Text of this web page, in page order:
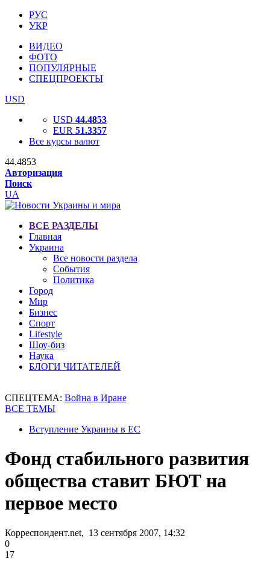
РУС
УКР
ВИДЕО
ФОТО
ПОПУЛЯРНЫЕ
СПЕЦПРОЕКТЫ
USD
USD 44.4853
EUR 51.3357
Все курсы валют
44.4853
Авторизация
Поиск
UA
ВСЕ РАЗДЕЛЫ
Главная
Украина
Все новости раздела
События
Политика
Город
Мир
Бизнес
Спорт
Lifestyle
Шоу-биз
Наука
БЛОГИ ЧИТАТЕЛЕЙ
СПЕЦТЕМА: Война в Иране
ВСЕ ТЕМЫ
Вступление Украины в ЕС
Фонд стабильного развития
общества ставит БЮТ на
первое место
Корреспондент.net, 13 сентября 2007, 14:32
0
17